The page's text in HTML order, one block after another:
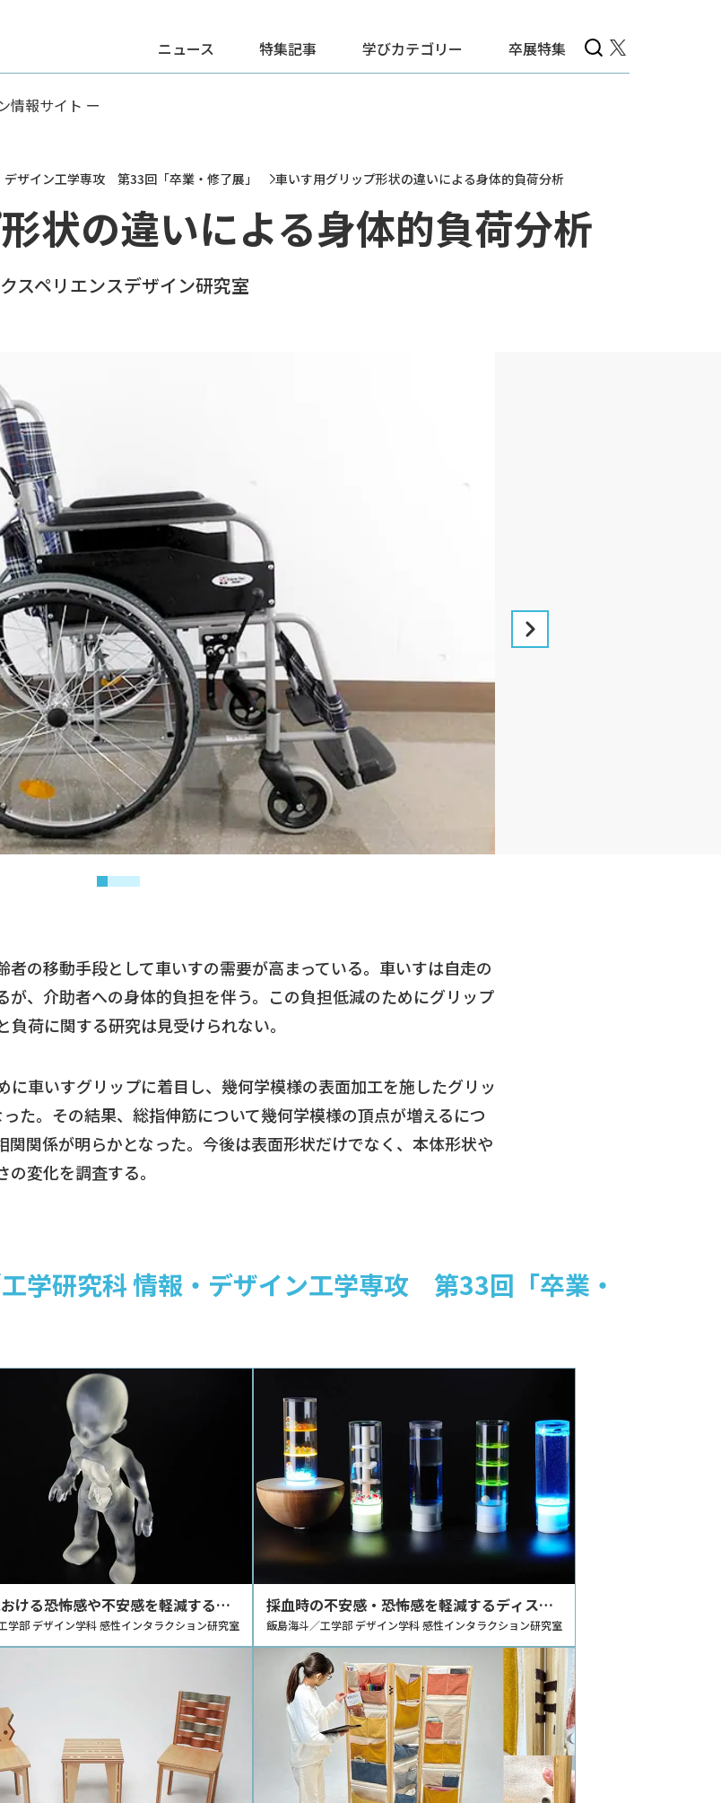
情報サイト ー
ニュース 特集記事 学びカテゴリー 卒展特集
ザイン工学専攻 第33回「卒業・修了展」 車いす用グリップ形状の違いによる身体的負荷分析
状の違いによる身体的負荷分析
スペリエンスデザイン研究室
の移動手段として車いすの需要が高まっている。車いすは自走の
が、介助者への身体的負担を伴う。この負担低減のためにグリップ
荷に関する研究は見受けられない。
に車いすグリップに着目し、幾何学模様の表面加工を施したグリッ
た。その結果、総指伸筋について幾何学模様の頂点が増えるにつ
関係が明らかとなった。今後は表面形状だけでなく、本体形状や
変化を調査する。
学研究科 情報・デザイン工学専攻 第33回「卒業・
ける恐怖感や不安感を軽減するツ
学部 デザイン学科 感性インタラクション研究室
採血時の不安感・恐怖感を軽減するディスト
ラクション・ツール
飯島海斗／工学部 デザイン学科 感性インタラクション研究室